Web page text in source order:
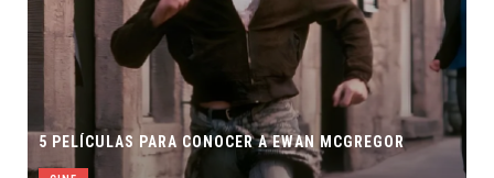
5 PELÍCULAS PARA CONOCER A EWAN MCGREGOR